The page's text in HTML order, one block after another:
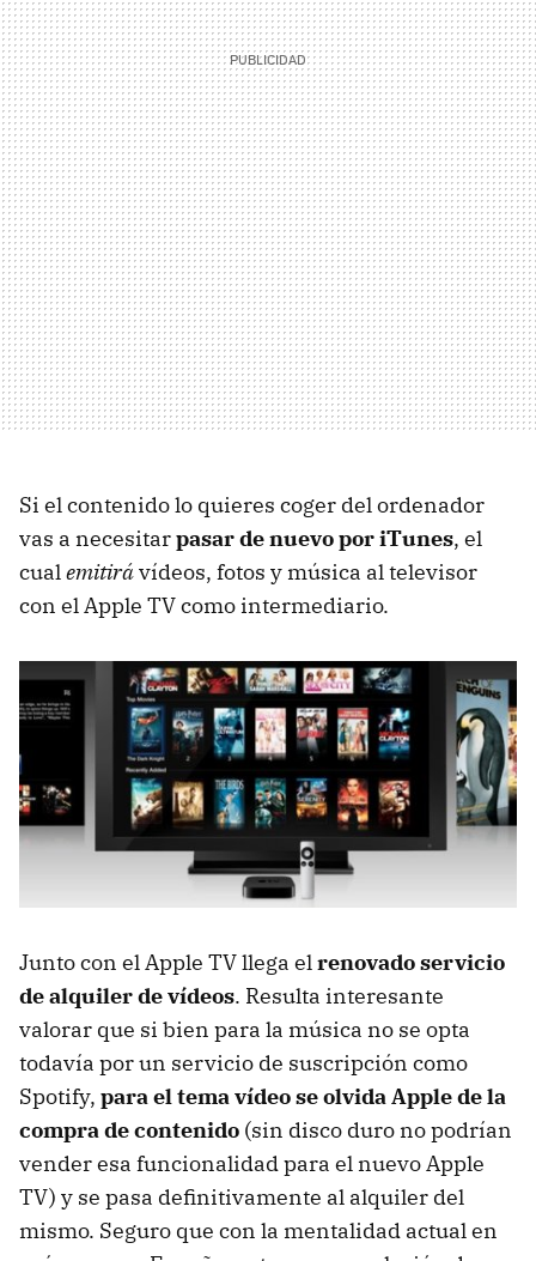
Si el contenido lo quieres coger del ordenador
vas a necesitarpasar de nuevo por iTunes, el
cualemitirávídeos, fotos y música al televisor
con el Apple TV como intermediario.
Junto con el Apple TV llega elrenovado servicio
de alquiler de vídeos. Resulta interesante
valorar que si bien para la música no se opta
todavía por un servicio de suscripción como
Spotify, para el tema vídeo se olvida Apple de la
compra de contenido (sin disco duro no podrían
vender esa funcionalidad para el nuevo Apple
TV) y se pasa definitivamente al alquiler del
mismo. Seguro que con la mentalidad actual en